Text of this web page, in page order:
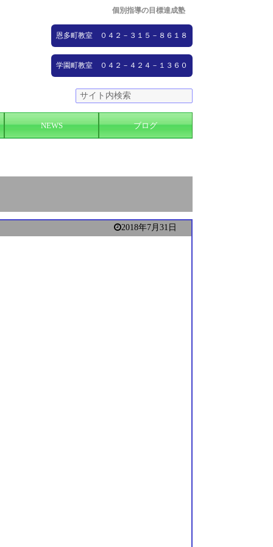
個別指導の目標達成塾
恩多町教室 ０４２－３１５－８６１８
学園町教室 ０４２－４２４－１３６０
NEWS ブログ
2018年7月31日